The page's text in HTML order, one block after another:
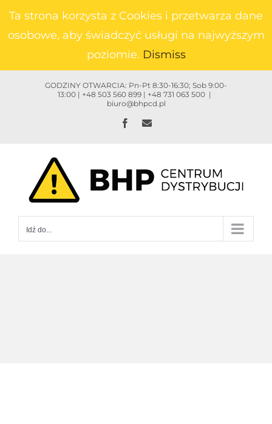
zawartości
GODZINY OTWARCIA: Pn-Pt 8:30-16:30; Sob 9:00-
13:00 | +48 503 560 899 | +48 731 063 500 |
biuro@bhpcd.pl
FacebookEmail
Idź do...
Ta strona korzysta z Cookies i przetwarza dane
osobowe, aby świadczyć usługi na najwyższym
poziomie. Dismiss